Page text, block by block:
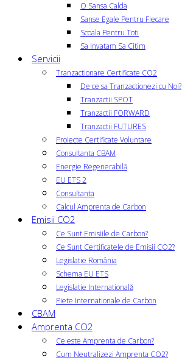
O Sansa Calda
Sanse Egale Pentru Fiecare
Scoala Pentru Toti
Sa Invatam Sa Citim
Servicii
Tranzactionare Certificate CO2
De ce sa Tranzactionezi cu Noi?
Tranzactii SPOT
Tranzactii FORWARD
Tranzactii FUTURES
Proiecte Certificate Voluntare
Consultanta CBAM
Energie Regenerabilă
EU ETS 2
Consultanta
Calcul Amprenta de Carbon
Emisii CO2
Ce Sunt Emisiile de Carbon?
Ce Sunt Certificatele de Emisii CO2?
Legislatie România
Schema EU ETS
Legislatie Internatională
Piete Internationale de Carbon
CBAM
Amprenta CO2
Ce este Amprenta de Carbon?
Cum Neutralizezi Amprenta CO2?